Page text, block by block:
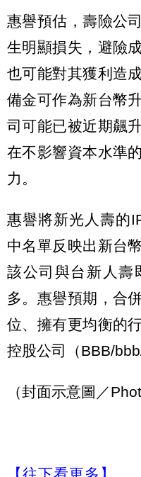
惠譽預估，壽險公
生明顯損失，避險
也可能對其獲利造
備金可作為新台幣
司可能已被近期飆
在不影響資本水準
力。
惠譽將新光人壽的
中名單反映出新台
該公司與台新人壽
多。惠譽預期，合
位、擁有更均衡的
控股公司（BBB/
（封面示意圖／
【往下看更多】